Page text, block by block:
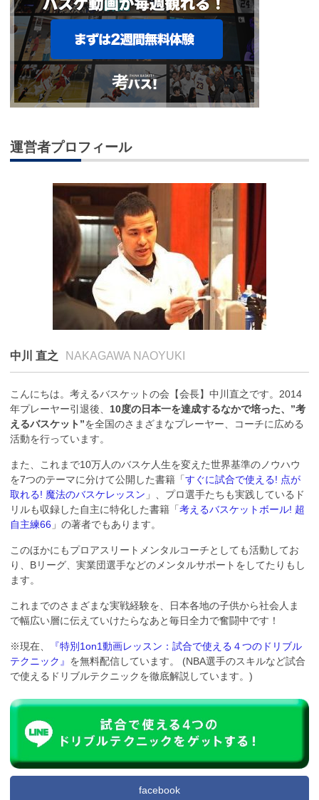
運営者プロフィール
中川 直之 NAKAGAWA NAOYUKI
こんにちは。考えるバスケットの会【会長】中川直之です。2014
年プレーヤー引退後、10度の日本一を達成するなかで培った、”考
えるバスケット”を全国のさまざまなプレーヤー、コーチに広める
活動を行っています。
また、これまで10万人のバスケ人生を変えた世界基準のノウハウ
を7つのテーマに分けて公開した書籍「すぐに試合で使える! 点が
取れる! 魔法のバスケレッスン 」、プロ選手たちも実践しているド
リルも収録した自主に特化した書籍「考えるバスケットボール! 超
自主練66 」の著者でもあります。
このほかにもプロアスリートメンタルコーチとしても活動してお
り、Bリーグ、実業団選手などのメンタルサポートをしてたりもし
ます。
これまでのさまざまな実戦経験を、日本各地の子供から社会人ま
で幅広い層に伝えていけたらなあと毎日全力で奮闘中です！
※現在、
『特別1on1動画レッスン：試合で使える４つのドリブル
テクニック』 を無料配信しています。 (NBA選手のスキルなど試合
で使えるドリブルテクニックを徹底解説しています。)
facebook